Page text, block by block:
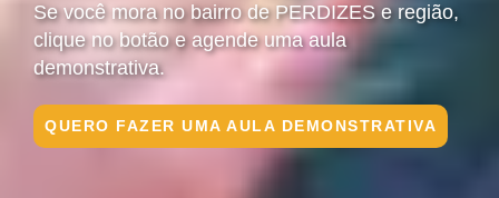
Se você mora no bairro de PERDIZES e região,
clique no botão e agende uma aula
demonstrativa.
QUERO FAZER UMA AULA DEMONSTRATIVA